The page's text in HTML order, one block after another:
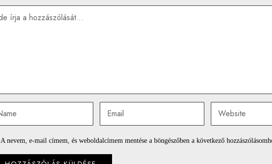
A nevem, e-mail címem, és weboldalcímem mentése a böngészőben a következő